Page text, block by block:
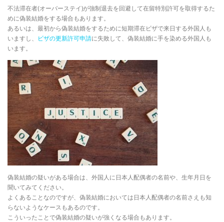
不法滞在者(オーバーステイ)が強制退去を回避して在留特別許可を取得するた
めに偽装結婚をする場合もあります。
あるいは、最初から偽装結婚をするために短期滞在ビザで来日する外国人も
いますし、
ビザの更新許可申請に失敗して、偽装結婚に手を染める外国人も
います。
偽装結婚の疑いがある場合は、外国人に日本人配偶者の名前や、生年月日を
聞いてみてください。
よくあることなのですが、偽装結婚においては日本人配偶者の名前さえも知
らないようなケースもあるのです。
こういったことで偽装結婚の疑いが強くなる場合もあります。